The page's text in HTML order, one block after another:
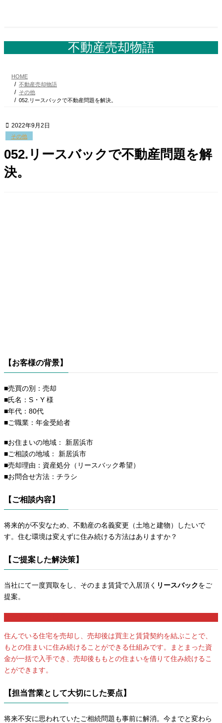
ツ
シ
不動産売却物語
HOME
不動産売却物語
その他
052.リースバックで不動産問題を解決。
2022年9月2日
その他
052.リースバックで不動産問題を解
決。
【お客様の背景】
■売買の別：売却
■氏名：S・Y 様
■年代：80代
■ご職業：年金受給者
■お住まいの地域： 新居浜市
■ご相談の地域： 新居浜市
■売却理由：資産処分（リースバック希望）
■お問合せ方法：チラシ
【ご相談内容】
将来的が不安なため、不動産の名義変更（土地と建物）したいで
す。住む環境は変えずに住み続ける方法はありますか？
【ご提案した解決策】
当社にて一度買取をし、そのまま賃貸で入居頂く リースバックをご
提案。
住んでいる住宅を売却し、売却後は買主と賃貸契約を結ぶことで、
もとの住まいに住み続けることができる仕組みです。まとまった資
金が一括で入手でき、売却後ももとの住まいを借りて住み続けるこ
とができます。
【担当営業として大切にした要点】
将来不安に思われていたご相続問題も事前に解消。今までと変わら